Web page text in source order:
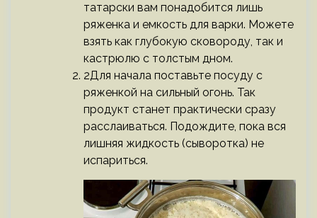
татарски вам понадобится лишь
ряженка и емкость для варки. Можете
взять как глубокую сковороду, так и
кастрюлю с толстым дном.
2Для начала поставьте посуду с
ряженкой на сильный огонь. Так
продукт станет практически сразу
расслаиваться. Подождите, пока вся
лишняя жидкость (сыворотка) не
испариться.